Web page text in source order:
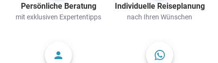
Persönliche Beratung
mit exklusiven Expertentipps
Individuelle Reiseplanung
nach Ihren Wünschen